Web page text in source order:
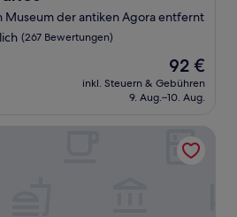
Museum der antiken Agora entfernt
(267 Bewertungen)
Der
Preis
beträgt
92 €
inkl. Steuern & Gebühren
9. Aug.–10. Aug.